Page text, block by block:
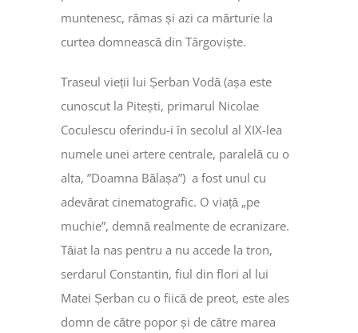
muntenesc, rămas și azi ca mărturie la
curtea domnească din Târgoviște.
Traseul vieții lui Șerban Vodă (așa este
cunoscut la Pitești, primarul Nicolae
Coculescu oferindu-i în secolul al XIX-lea
numele unei artere centrale, paralelă cu o
alta, ”Doamna Bălașa”) a fost unul cu
adevărat cinematografic. O viață „pe
muchie”, demnă realmente de ecranizare.
Tăiat la nas pentru a nu accede la tron,
serdarul Constantin, fiul din flori al lui
Matei Șerban cu o fiică de preot, este ales
domn de către popor și de către marea